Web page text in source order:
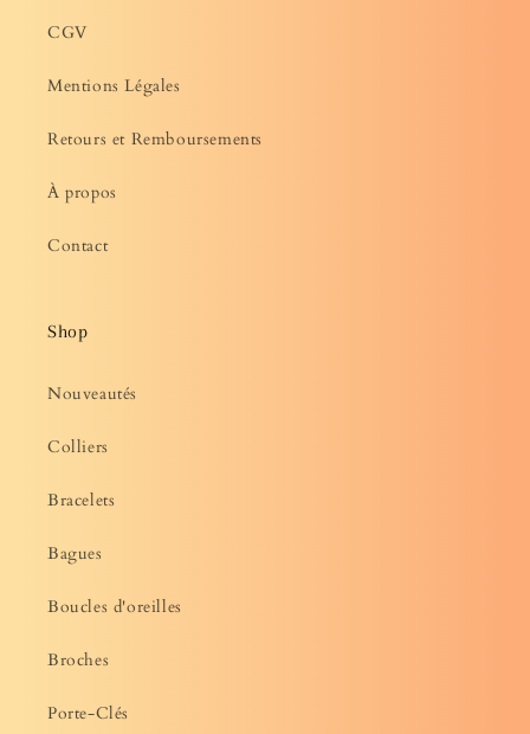
CGV
Mentions Légales
Retours et Remboursements
À propos
Contact
Shop
Nouveautés
Colliers
Bracelets
Bagues
Boucles d'oreilles
Broches
Porte-Clés